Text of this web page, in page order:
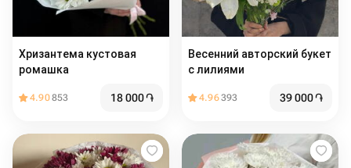
Хризантема кустовая
ромашка
4.90853 18 000֏
Весенний авторский букет
с лилиями
4.96393 39 000֏